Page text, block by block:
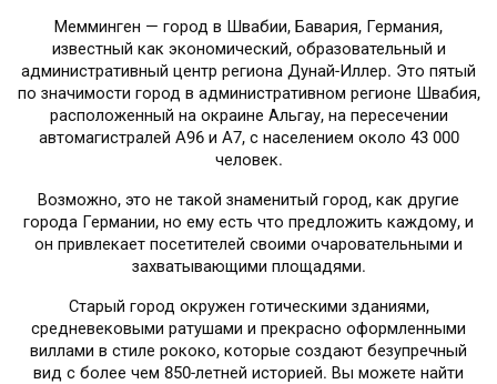
Мемминген — город в Швабии, Бавария, Германия,
известный как экономический, образовательный и
административный центр региона Дунай-Иллер. Это пятый
по значимости город в административном регионе Швабия,
расположенный на окраине Альгау, на пересечении
автомагистралей A96 и A7, с населением около 43 000
человек.
Возможно, это не такой знаменитый город, как другие
города Германии, но ему есть что предложить каждому, и
он привлекает посетителей своими очаровательными и
захватывающими площадями.
Старый город окружен готическими зданиями,
средневековыми ратушами и прекрасно оформленными
виллами в стиле рококо, которые создают безупречный
вид с более чем 850-летней историей. Вы можете найти